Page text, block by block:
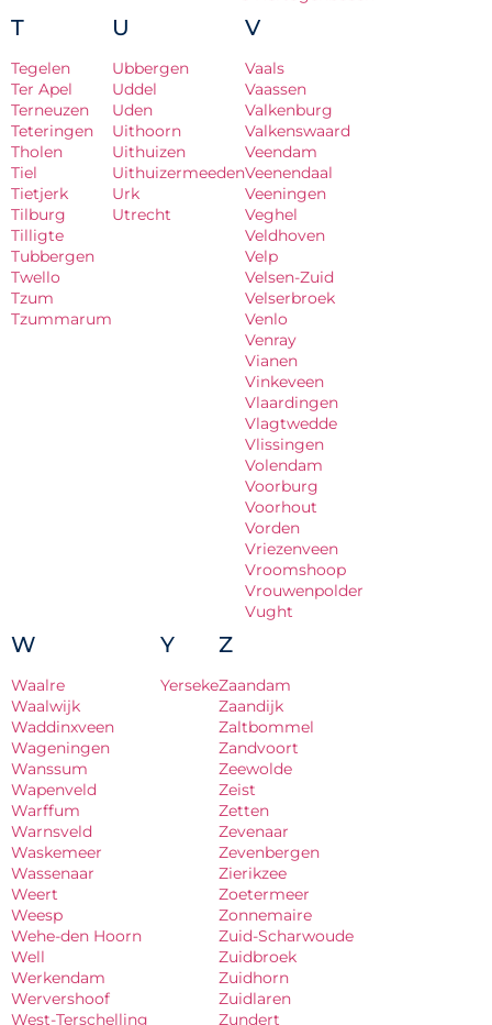
T
Tegelen
Ter Apel
Terneuzen
Teteringen
Tholen
Tiel
Tietjerk
Tilburg
Tilligte
Tubbergen
Twello
Tzum
Tzummarum
U
Ubbergen
Uddel
Uden
Uithoorn
Uithuizen
Uithuizermeeden
Urk
Utrecht
V
Vaals
Vaassen
Valkenburg
Valkenswaard
Veendam
Veenendaal
Veeningen
Veghel
Veldhoven
Velp
Velsen-Zuid
Velserbroek
Venlo
Venray
Vianen
Vinkeveen
Vlaardingen
Vlagtwedde
Vlissingen
Volendam
Voorburg
Voorhout
Vorden
Vriezenveen
Vroomshoop
Vrouwenpolder
Vught
W
Waalre
Waalwijk
Waddinxveen
Wageningen
Wanssum
Wapenveld
Warffum
Warnsveld
Waskemeer
Wassenaar
Weert
Weesp
Wehe-den Hoorn
Well
Werkendam
Wervershoof
West-Terschelling
Y
Yerseke
Z
Zaandam
Zaandijk
Zaltbommel
Zandvoort
Zeewolde
Zeist
Zetten
Zevenaar
Zevenbergen
Zierikzee
Zoetermeer
Zonnemaire
Zuid-Scharwoude
Zuidbroek
Zuidhorn
Zuidlaren
Zundert